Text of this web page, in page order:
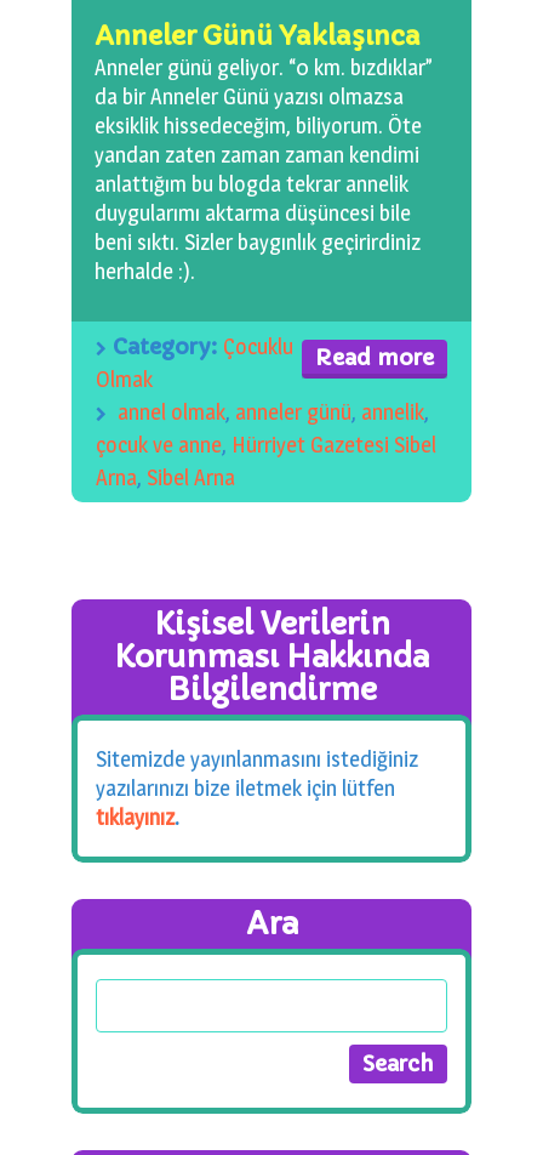
Filmlerimiz
Hadi Bize Yazın
Anneler Günü Yaklaşınca
Anneler günü geliyor. “0 km. bızdıklar”
da bir Anneler Günü yazısı olmazsa
eksiklik hissedeceğim, biliyorum. Öte
yandan zaten zaman zaman kendimi
anlattığım bu blogda tekrar annelik
duygularımı aktarma düşüncesi bile
beni sıktı. Sizler baygınlık geçirirdiniz
herhalde :).
Read more
Category: Çocuklu
Olmak
annel olmak, anneler günü, annelik,
çocuk ve anne, Hürriyet Gazetesi Sibel
Arna, Sibel Arna
Kişisel Verilerin
Korunması Hakkında
Bilgilendirme
Sitemizde yayınlanmasını istediğiniz
yazılarınızı bize iletmek için lütfen
tıklayınız.
Ara